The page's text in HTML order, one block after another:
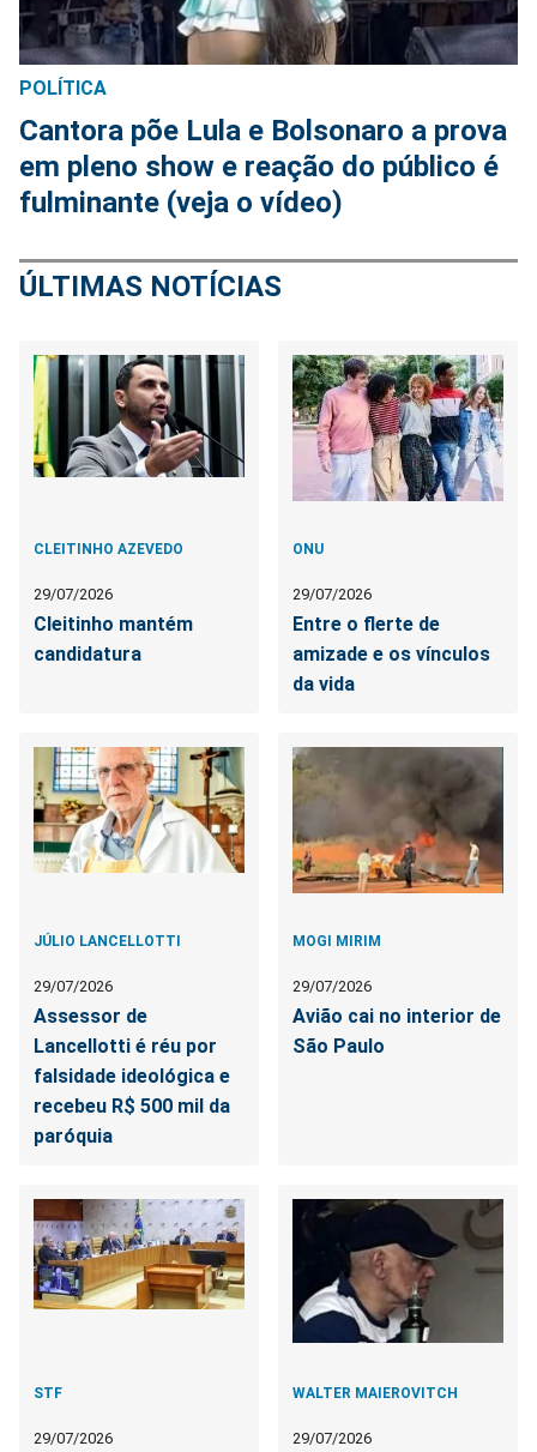
POLÍTICA
Cantora põe Lula e Bolsonaro a prova
em pleno show e reação do público é
fulminante (veja o vídeo)
ÚLTIMAS NOTÍCIAS
CLEITINHO AZEVEDO
29/07/2026
Cleitinho mantém
candidatura
ONU
29/07/2026
Entre o flerte de
amizade e os vínculos
da vida
JÚLIO LANCELLOTTI
29/07/2026
Assessor de
Lancellotti é réu por
falsidade ideológica e
recebeu R$ 500 mil da
paróquia
MOGI MIRIM
29/07/2026
Avião cai no interior de
São Paulo
STF
29/07/2026
WALTER MAIEROVITCH
29/07/2026